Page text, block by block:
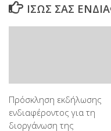
ΊΣΩΣ ΣΑΣ
Πρόσκληση εκδήλωσης
ενδιαφέροντος για τη
διοργάνωση της